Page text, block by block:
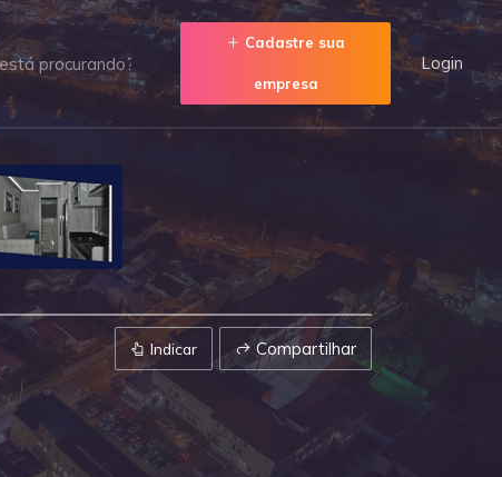
Cadastre sua
empresa
Login
Indicar Compartilhar